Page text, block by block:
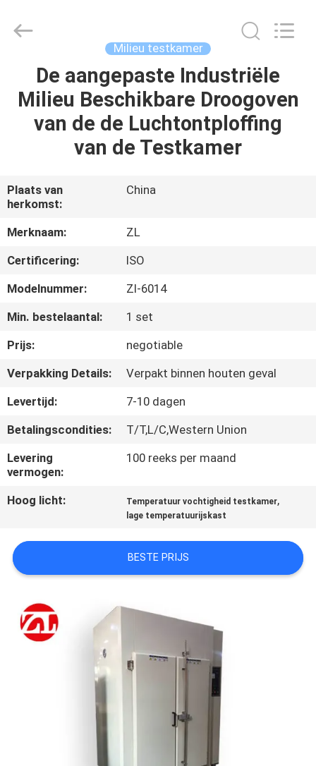
HUIS
PRODUCTEN
ONGEVEER
ONS
FABRIEKSREIS
KWALITEITSCONTROLE
CONTACTEER
ONS
NIEUWS
VERZOEK
OM EEN
VR
SHOW
SITEMAP
Technology
Milieu testkamer
De aangepaste Industriële
Milieu Beschikbare Droogoven
van de de Luchtontploffing
van de Testkamer
Plaats van
herkomst:
China
Merknaam:
ZL
Certificering:
ISO
Modelnummer:
Zl-6014
Min. bestelaantal:
1 set
Prijs:
negotiable
Verpakking Details:
Verpakt binnen houten geval
Levertijd:
7-10 dagen
Betalingscondities:
T/T,L/C,Western Union
Levering
vermogen:
100 reeks per maand
Hoog licht: Temperatuur vochtigheid testkamer,
lage temperatuurijskast
BESTE PRIJS